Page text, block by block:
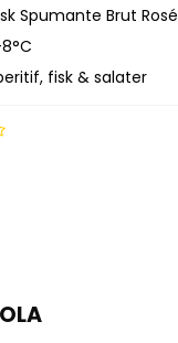
Spumante Brut Rosé
fisk & salater